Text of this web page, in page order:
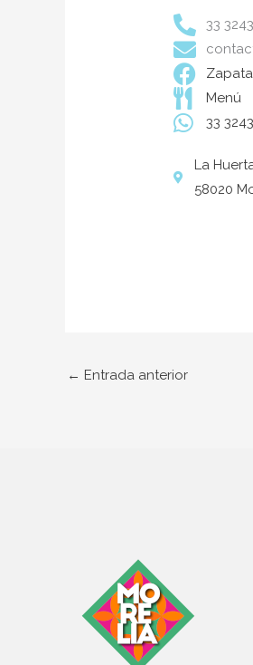
33
Menú
33
La
58020
← Entrada anterior